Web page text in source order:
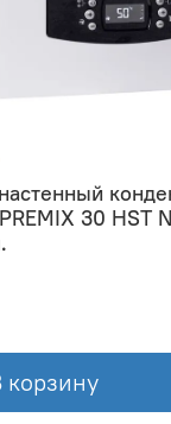
30 HST
корзину